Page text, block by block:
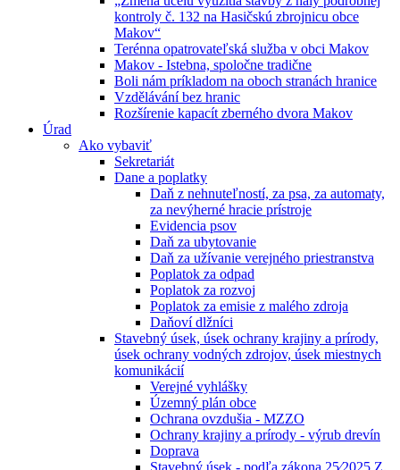
kontroly č. 132 na Hasičskú zbrojnicu obce
Makov“
Terénna opatrovateľská služba v obci Makov
Makov - Istebna, spoločne tradične
Boli nám príkladom na oboch stranách hranice
Vzdělávání bez hranic
Rozšírenie kapacít zberného dvora Makov
Úrad
Ako vybaviť
Sekretariát
Dane a poplatky
Daň z nehnuteľností, za psa, za automaty,
za nevýherné hracie prístroje
Evidencia psov
Daň za ubytovanie
Daň za užívanie verejného priestranstva
Poplatok za odpad
Poplatok za rozvoj
Poplatok za emisie z malého zdroja
Daňoví dlžníci
Stavebný úsek, úsek ochrany krajiny a prírody,
úsek ochrany vodných zdrojov, úsek miestnych
komunikácií
Verejné vyhlášky
Územný plán obce
Ochrana ovzdušia - MZZO
Ochrany krajiny a prírody - výrub drevín
Doprava
Stavebný úsek - podľa zákona 25⁄2025 Z.